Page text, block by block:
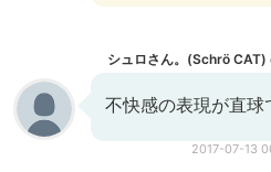
シュロさん。(Schrö CAT)
不快感の表現が直球
2017-07-13